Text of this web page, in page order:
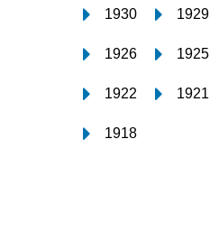
1930 1929
1926 1925
1922 1921
1918